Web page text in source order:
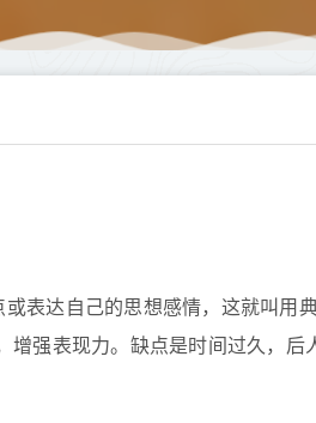
表达自己的思想感情，这就叫用
增强表现力。缺点是时间过久，后